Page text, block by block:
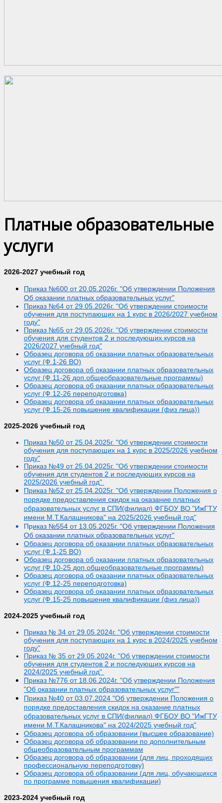
Платные образовательные
услуги
2026-2027 учебный год
Приказ №600 от 20.05.2026г. "Об утверждении Положения
Об оказании платных образовательных услуг"
Приказ №64 от 29.05.2026г. "Об утверждении стоимости
обучения для поступающих на 1 курс в 2026/2027 учебном
году"
Приказ №65 от 29.05.2026г. "Об утверждении стоимости
обучения для студентов 2 и последующих курсов на
2026/2027 учебный год"
Образец договора об оказании платных образовательных
услуг (Ф.1-26 ВО)
Образец договора об оказании платных образовательных
услуг (Ф.11-26 доп.общеобразовательные программы)
Образец договора об оказании платных образовательных
услуг (Ф.12-26 переподготовка)
Образец договора об оказании платных образовательных
услуг (Ф.15-26 повышение квалификации (физ лица))
2025-2026 учебный год
Приказ №50 от 25.04.2025г. "Об утверждении стоимости
обучения для поступающих на 1 курс в 2025/2026 учебном
году"
Приказ №49 от 25.04.2025г. "Об утверждении стоимости
обучения для студентов 2 и последующих курсов на
2025/2026 учебный год"
Приказ №52 от 25.04.2025г. "Об утверждении Положения о
порядке предоставления скидок на оказание платных
образовательных услуг в СПИ(филиал) ФГБОУ ВО "ИжГТУ
имени М.Т.Калашникова" на 2025/2026 учебный год"
Приказ №554 от 13.05.2025г. "Об утверждении Положения
Об оказании платных образовательных услуг"
Образец договора об оказании платных образовательных
услуг (Ф.1-25 ВО)
Образец договора об оказании платных образовательных
услуг (Ф.10-25 доп.общеобразовательные программы)
Образец договора об оказании платных образовательных
услуг (Ф.12-25 переподготовка)
Образец договора об оказании платных образовательных
услуг (Ф.15-25 повышение квалификации (физ лица))
2024-2025 учебный год
Приказ № 34 от 29.05.2024г. "Об утверждении стоимости
обучения для поступающих на 1 курс в 2024/2025 учебном
году"
Приказ № 35 от 29.05.2024г. "Об утверждении стоимости
обучения для студентов 2 и последующих курсов на
2024/2025 учебный год"
Приказ №776 от 18.06.2024г. "Об утверждении Положения
"Об оказании платных образовательных услуг""
Приказ №40 от 03.07.2024 "Об утверждении Положения о
порядке предоставления скидок на оказание платных
образовательных услуг в СПИ(филиал) ФГБОУ ВО "ИжГТУ
имени М.Т.Калашникова" на 2024/2025 учебный год"
Образец договора об образовании (высшее образование)
Образец договора об образовании по дополнительным
общеобразовательным программам
Образец договора об образовании (для лиц, проходящих
профессиональную переподготовку)
Образец договора об образовании (для лиц, обучающихся
по программе повышения квалификации)
2023-2024 учебный год